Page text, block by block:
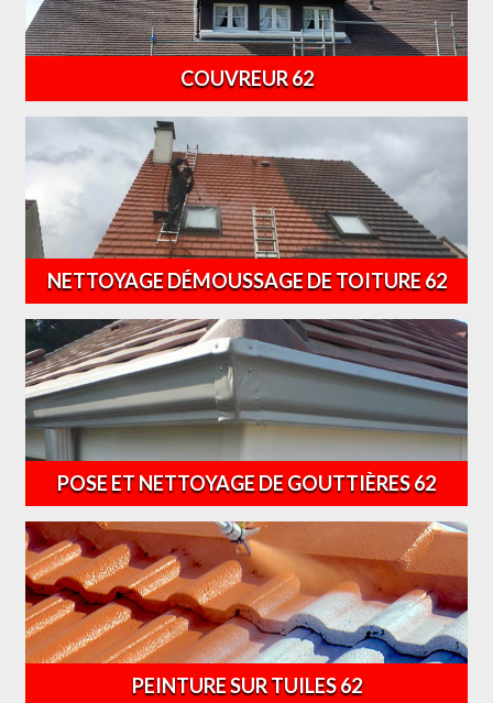
COUVREUR 62
NETTOYAGE DÉMOUSSAGE DE TOITURE 62
POSE ET NETTOYAGE DE GOUTTIÈRES 62
PEINTURE SUR TUILES 62